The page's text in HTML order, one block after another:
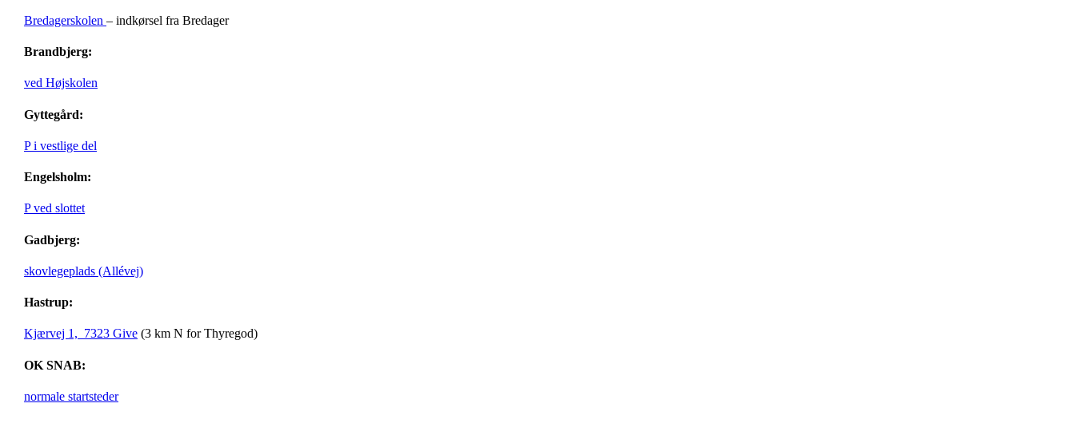
Bredagerskolen – indkørsel fra Bredager
Brandbjerg:
ved Højskolen
Gyttegård:
P i vestlige del
Engelsholm:
P ved slottet
Gadbjerg:
skovlegeplads (Allévej)
Hastrup:
Kjærvej 1, 7323 Give (3 km N for Thyregod)
OK SNAB:
normale startsteder